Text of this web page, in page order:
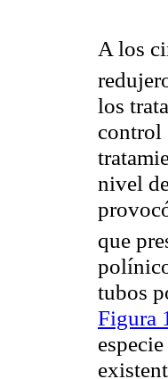
A los
los
control
nivel
que
tubos
Figura 1